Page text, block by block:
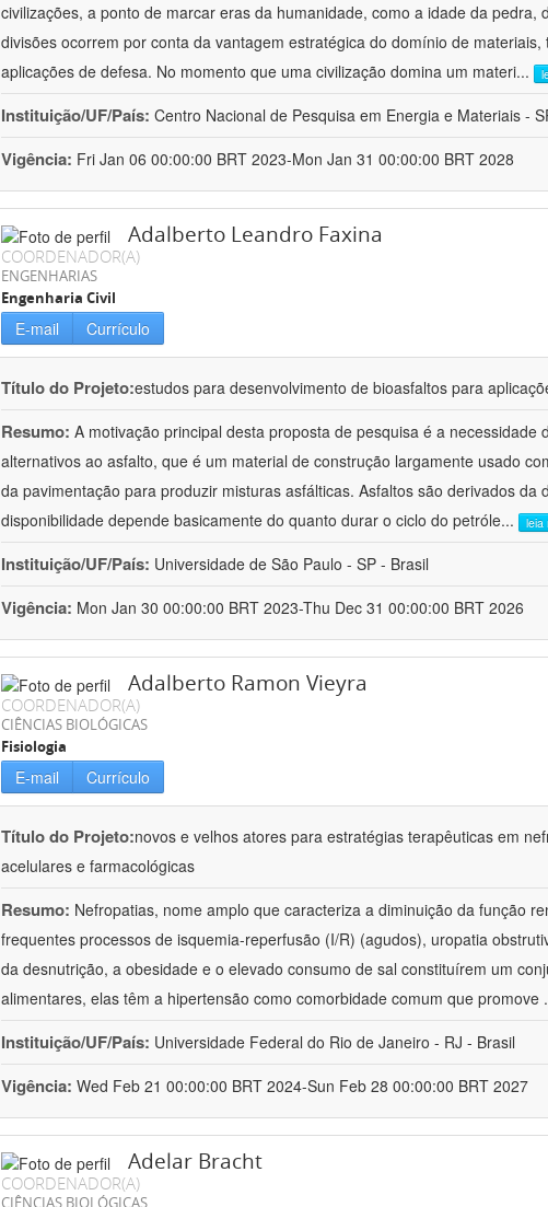
civilizações, a ponto de marcar eras da humanidade, como a idade da pedra,
divisões ocorrem por conta da vantagem estratégica do domínio de
aplicações de defesa. No momento que uma civilização domina um materi...
Instituição/UF/País: Centro Nacional de Pesquisa em Energia e Materiais -
Vigência: Fri Jan 06 00:00:00 BRT 2023-Mon Jan 31 00:00:00 BRT 2028
Adalberto Leandro Faxina
COORDENADOR(A)
ENGENHARIAS
Engenharia Civil
E-mail Currículo
Título do Projeto:estudos para desenvolvimento de bioasfaltos para
Resumo: A motivação principal desta proposta de pesquisa é a necessidade
alternativos ao asfalto, que é um material de construção largamente usado
da pavimentação para produzir misturas asfálticas. Asfaltos são derivados da
disponibilidade depende basicamente do quanto durar o ciclo do petróle... leia
Instituição/UF/País: Universidade de São Paulo - SP - Brasil
Vigência: Mon Jan 30 00:00:00 BRT 2023-Thu Dec 31 00:00:00 BRT 2026
Adalberto Ramon Vieyra
COORDENADOR(A)
CIÊNCIAS BIOLÓGICAS
Fisiologia
E-mail Currículo
Título do Projeto:novos e velhos atores para estratégias terapêuticas em
acelulares e farmacológicas
Resumo: Nefropatias, nome amplo que caracteriza a diminuição da função
frequentes processos de isquemia-reperfusão (I/R) (agudos), uropatia
da desnutrição, a obesidade e o elevado consumo de sal constituírem um
alimentares, elas têm a hipertensão como comorbidade comum que promove
Instituição/UF/País: Universidade Federal do Rio de Janeiro - RJ - Brasil
Vigência: Wed Feb 21 00:00:00 BRT 2024-Sun Feb 28 00:00:00 BRT 2027
Adelar Bracht
COORDENADOR(A)
CIÊNCIAS BIOLÓGICAS